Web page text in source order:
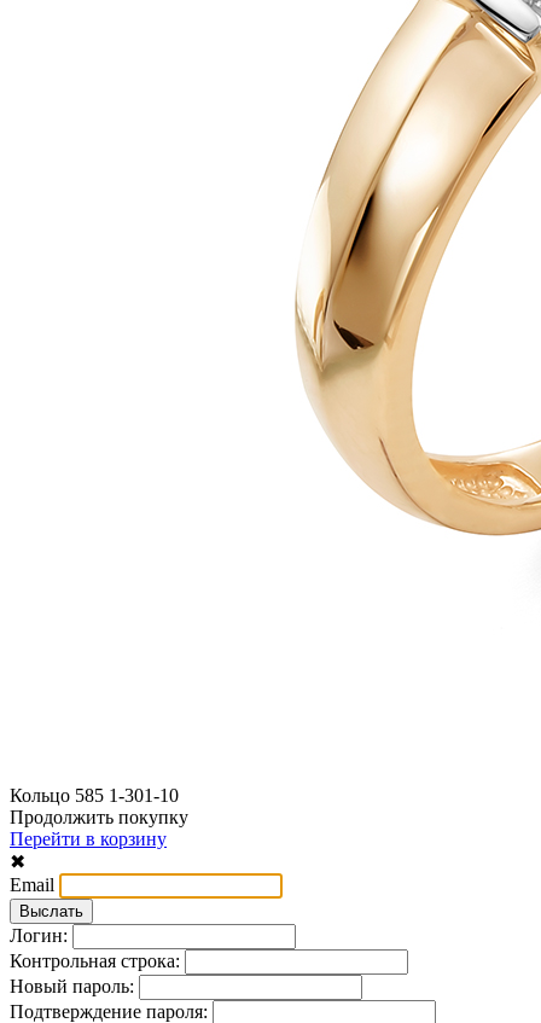
Кольцо 585 1-301-10
Продолжить покупку
Перейти в корзину
✖
Email
Логин:
Контрольная строка:
Новый пароль:
Подтверждение пароля: